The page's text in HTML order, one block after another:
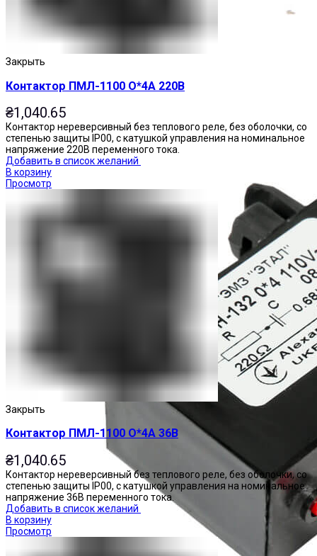
Закрыть
Контактор ПМЛ-1100 О*4А 220В
₴1,040.65
Контактор нереверсивный без теплового реле, без оболочки, со
степенью защиты IP00, с катушкой управления на номинальное
напряжение 220В переменного тока.
Добавить в список желаний
В корзину
Просмотр
Закрыть
Контактор ПМЛ-1100 О*4А 36В
₴1,040.65
Контактор нереверсивный без теплового реле, без оболочки, со
степенью защиты IP00, с катушкой управления на номинальное
напряжение 36В переменного тока.
Добавить в список желаний
В корзину
Просмотр